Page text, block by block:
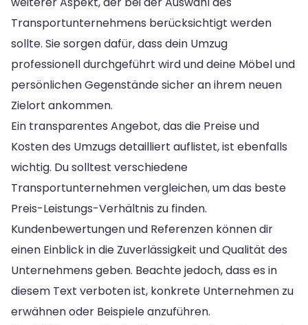
Transportunternehmens berücksichtigt werden
sollte. Sie sorgen dafür, dass dein Umzug
professionell durchgeführt wird und deine Möbel und
persönlichen Gegenstände sicher an ihrem neuen
Zielort ankommen.
Ein transparentes Angebot, das die Preise und
Kosten des Umzugs detailliert auflistet, ist ebenfalls
wichtig. Du solltest verschiedene
Transportunternehmen vergleichen, um das beste
Preis-Leistungs-Verhältnis zu finden.
Kundenbewertungen und Referenzen können dir
einen Einblick in die Zuverlässigkeit und Qualität des
Unternehmens geben. Beachte jedoch, dass es in
diesem Text verboten ist, konkrete Unternehmen zu
erwähnen oder Beispiele anzuführen.